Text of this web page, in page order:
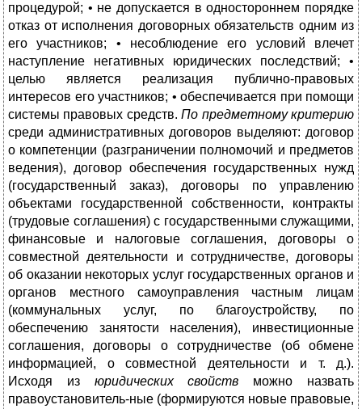
процедурой; • не допускается в одностороннем порядке
отказ от исполнения договорных обязательств одним из
его участников; • несоблюдение его условий влечет
наступление негативных юридических последствий; •
целью является реализация публично-правовых
интересов его участников; • обеспечивается при помощи
системы правовых средств.По предметному критерию
среди административных договоров выделяют: договор
о компетенции (разграничении полномочий и предметов
ведения), договор обеспечения государственных нужд
(государственный заказ), договоры по управлению
объектами государственной собственности, контракты
(трудовые соглашения) с государственными служащими,
финансовые и налоговые соглашения, договоры о
совместной деятельности и сотрудничестве, договоры
об оказании некоторых услуг государственных органов и
органов местного самоуправления частным лицам
(коммунальных услуг, по благоустройству, по
обеспечению занятости населения), инвестиционные
соглашения, договоры о сотрудничестве (об обмене
информацией, о совместной деятельности и т. д.).
Исходя из юридических свойств можно назвать
правоустановитель-ные (формируются новые правовые,